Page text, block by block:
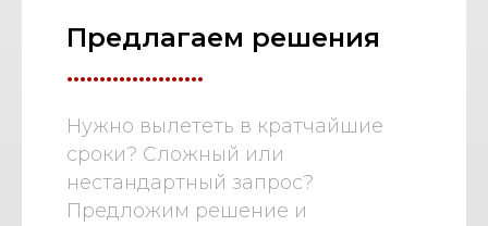
Предлагаем решения
.....................
Нужно вылететь в кратчайшие
сроки? Сложный или
нестандартный запрос?
Предложим решение и